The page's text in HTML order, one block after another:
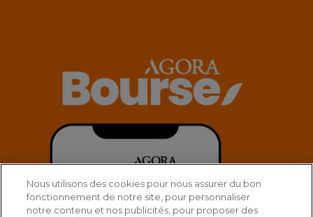
Nous utilisons des cookies pour nous assurer du bon
fonctionnement de notre site, pour personnaliser
notre contenu et nos publicités, pour proposer des